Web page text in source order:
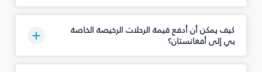
كيف يمكن أن أدفع قيمة الرحلات الرخيصة الخاصة
بي إلى أفغانستان؟